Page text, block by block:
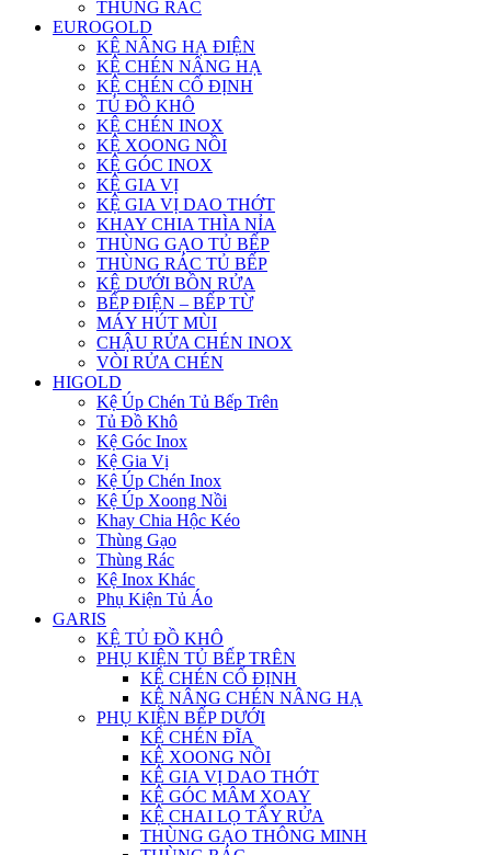
THÙNG RÁC
EUROGOLD
KỆ NÂNG HẠ ĐIỆN
KỆ CHÉN NÂNG HẠ
KỆ CHÉN CỐ ĐỊNH
TỦ ĐỒ KHÔ
KỆ CHÉN INOX
KỆ XOONG NỒI
KỆ GÓC INOX
KỆ GIA VỊ
KỆ GIA VỊ DAO THỚT
KHAY CHIA THÌA NỈA
THÙNG GẠO TỦ BẾP
THÙNG RÁC TỦ BẾP
KỆ DƯỚI BỒN RỬA
BẾP ĐIỆN – BẾP TỪ
MÁY HÚT MÙI
CHẬU RỬA CHÉN INOX
VÒI RỬA CHÉN
HIGOLD
Kệ Úp Chén Tủ Bếp Trên
Tủ Đồ Khô
Kệ Góc Inox
Kệ Gia Vị
Kệ Úp Chén Inox
Kệ Úp Xoong Nồi
Khay Chia Hộc Kéo
Thùng Gạo
Thùng Rác
Kệ Inox Khác
Phụ Kiện Tủ Áo
GARIS
KỆ TỦ ĐỒ KHÔ
PHỤ KIỆN TỦ BẾP TRÊN
KỆ CHÉN CỐ ĐỊNH
KỆ NÂNG CHÉN NÂNG HẠ
PHỤ KIỆN BẾP DƯỚI
KỆ CHÉN ĐĨA
KỆ XOONG NỒI
KỆ GIA VỊ DAO THỚT
KỆ GÓC MÂM XOAY
KỆ CHAI LỌ TẨY RỬA
THÙNG GẠO THÔNG MINH